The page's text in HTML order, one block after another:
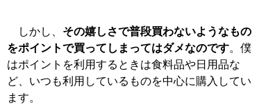
しかし、 その嬉しさで普段買わないようなもの
をポイントで買ってしまってはダメなのです。僕
はポイントを利用するときは食料品や日用品な
ど、いつも利用しているものを中心に購入してい
ます。